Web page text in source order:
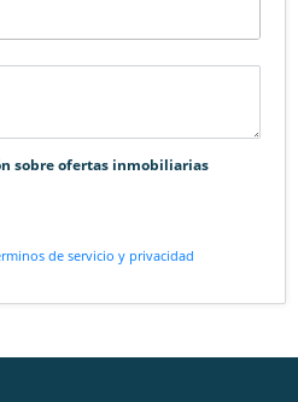
sobre ofertas inmobiliarias
de servicio y privacidad